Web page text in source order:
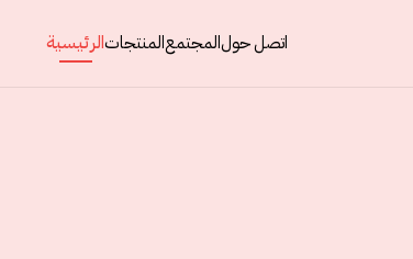
الرئيسيةالمنتجاتالمجتمعحولاتصل